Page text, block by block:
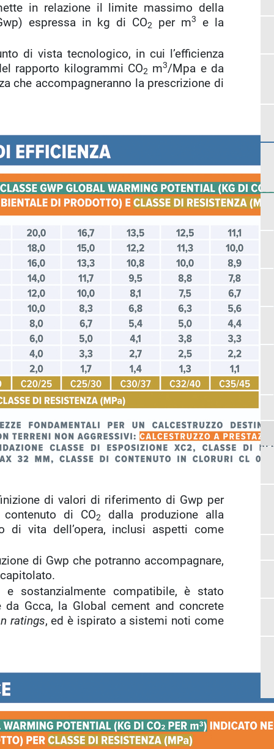
in relazione il limite massimo della
espressa in kg di CO2 per m3 e la
di vista tecnologico, in cui l’efficienza
rapporto kilogrammi CO2 m3/Mpa e da
che accompagneranno la prescrizione di
di valori di riferimento di Gwp per
di CO2
dalla produzione alla
di vita dell’opera, inclusi aspetti come
di Gwp che potranno accompagnare,
sostanzialmente compatibile, è stato
Gcca, la Global cement and concrete
ratings, ed è ispirato a sistemi noti come